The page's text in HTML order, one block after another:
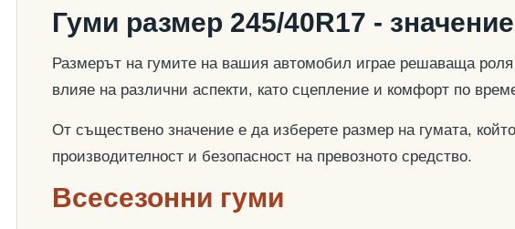
Гуми размер 245/40R17 - значение
Размерът на гумите на вашия автомобил играе решаваща
влияе на различни аспекти, като сцепление и комфорт по
От съществено значение е да изберете размер на гумата,
производителност и безопасност на превозното средство.
Всесезонни гуми